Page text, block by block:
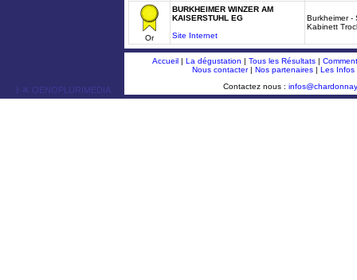
Or
BURKHEIMER WINZER AM
KAISERSTUHL EG
Site Internet
Burkheimer -
Kabinett
ￂﾮ OENOPLURIMEDIA
Accueil| La dégustation | Tous les Résultats|
Nous contacter| Nos partenaires| Les Infos
Contactez nous :